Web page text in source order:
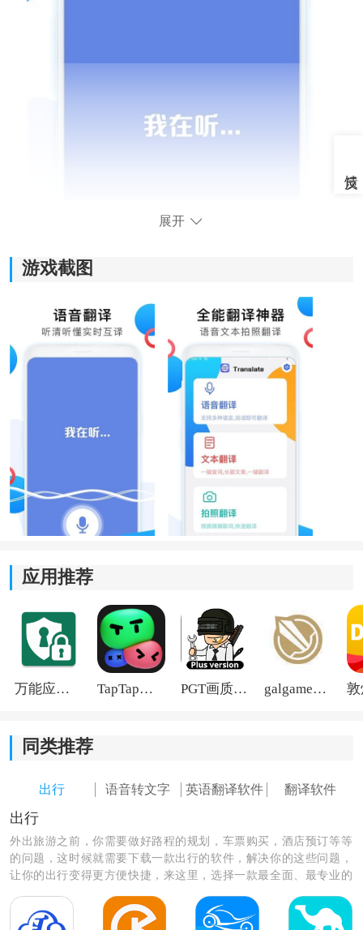
《中英互译翻译器》功能指南：
1、提供文字翻译、语音翻译、拍照识图翻译等多种翻译
方式，让您的翻译体验更加丰富多样。
2、无论是学习外语、工作出差还是旅游出行，都能满足
您的翻译需求，让您在不同场景下无障碍沟通交流。
3、精心设计的简洁界面让您在使用软件时更加舒适，让
4、简单易懂的操作方式和快速响应的速度，让您能够迅
速完成翻译任务，节省您的宝贵时间。
展开
游戏截图
应用推荐
万能应用隐藏 TapTap国际版2026 PGT画质助手旧版 galgame游戏盒子2026
同类推荐
出行 语音转文字 英语翻译软件 翻译软件
出行
外出旅游之前，你需要做好路程的规划，车票购买，酒店预订等等
的问题，这时候就需要下载一款出行的软件，解决你的这些问题，
让你的出行变得更方便快捷，来这里，选择一款最全面、最专业的